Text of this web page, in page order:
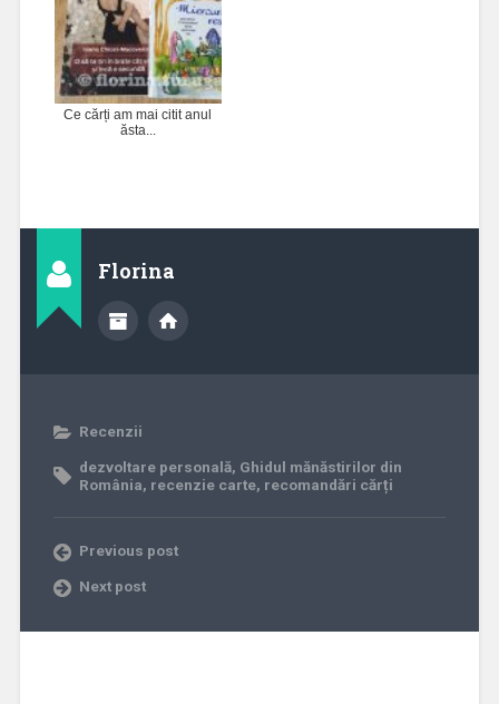
Ce cărți am mai citit anul
ăsta...
Florina
Recenzii
dezvoltare personală, Ghidul mănăstirilor din
România, recenzie carte, recomandări cărți
Previous post
Next post